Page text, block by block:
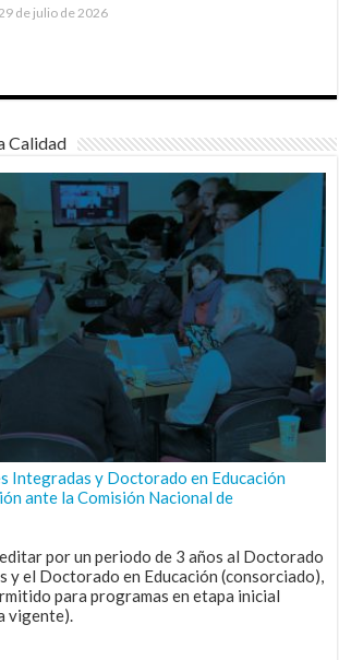
29 de julio de 2026
Calidad
Integradas y Doctorado en Educación
ante la Comisión Nacional de
por un periodo de 3 años al Doctorado
y el Doctorado en Educación (consorciado),
para programas en etapa inicial
vigente).